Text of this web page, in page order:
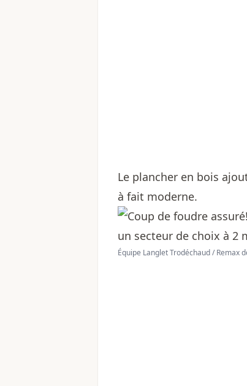
Le plancher en bois
à fait moderne.
Équipe Langlet Trodéchaud / Remax